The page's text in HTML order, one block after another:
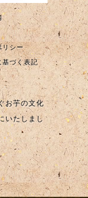
リシー
基づく表記
お芋の文化
いたしまし